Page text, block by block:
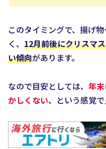
このタイミングで、揚げ
く、 12月前後にクリスマ
い傾向があります。
なので目安としては、 年
かしくない、という感覚で